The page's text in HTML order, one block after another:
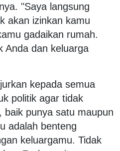
"Saya langsung
akan izinkan kamu
gadaikan rumah.
Anda dan keluarga
kepada semua
politik agar tidak
baik punya satu maupun
adalah benteng
keluargamu. Tidak